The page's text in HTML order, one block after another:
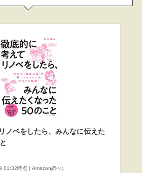
ノベをしたら、みんなに伝えた
01:32時点 | Amazon調べ）